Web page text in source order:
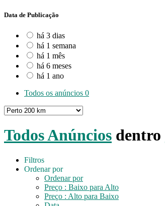
Data de Publicação
há 3 dias
há 1 semana
há 1 mês
há 6 meses
há 1 ano
Todos os anúncios 0
Todos Anúncios dentro
Filtros
Ordenar por
Ordenar por
Preço : Baixo para Alto
Preço : Alto para Baixo